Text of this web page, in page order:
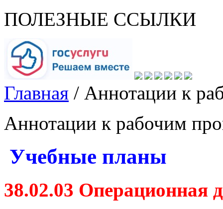
ПОЛЕЗНЫЕ ССЫЛКИ
Главная / Аннотации к
Аннотации к рабочим
Учебные планы
38.02.03 Операционная